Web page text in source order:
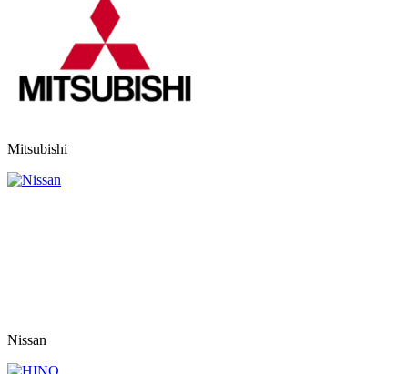
Mitsubishi
Nissan